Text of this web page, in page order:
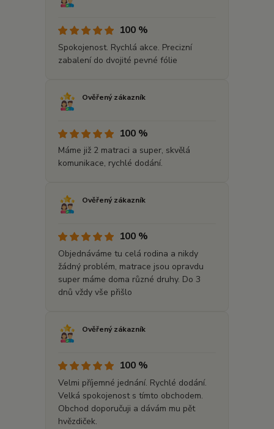
100 %
Spokojenost. Rychlá akce. Precizní
zabalení do dvojité pevné fólie
Ověřený zákazník
100 %
Máme již 2 matraci a super, skvělá
komunikace, rychlé dodání.
Ověřený zákazník
100 %
Objednáváme tu celá rodina a nikdy
žádný problém, matrace jsou opravdu
super máme doma různé druhy. Do 3
dnů vždy vše přišlo
Ověřený zákazník
100 %
Velmi příjemné jednání. Rychlé dodání.
Velká spokojenost s tímto obchodem.
Obchod doporučuji a dávám mu pět
hvězdiček.